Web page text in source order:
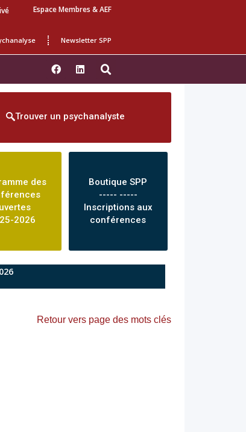
Espace Membres & AEF
Newsletter SPP
Trouver un psychanalyste
des
2026
Boutique SPP
----- -----
Inscriptions aux
conférences
Retour vers page des mots clés